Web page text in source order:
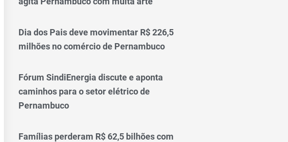
Dia dos Pais deve movimentar R$ 226,5
milhões no comércio de Pernambuco
Fórum SindiEnergia discute e aponta
caminhos para o setor elétrico de
Pernambuco
Famílias perderam R$ 62,5 bilhões com